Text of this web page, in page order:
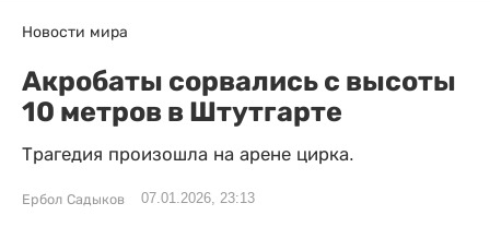
Новости мира
Акробаты сорвались с высоты
10 метров в Штутгарте
Трагедия произошла на арене цирка.
Ербол Садыков 07.01.2026, 23:13